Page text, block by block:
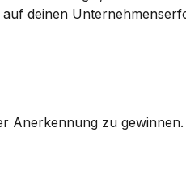
deinen